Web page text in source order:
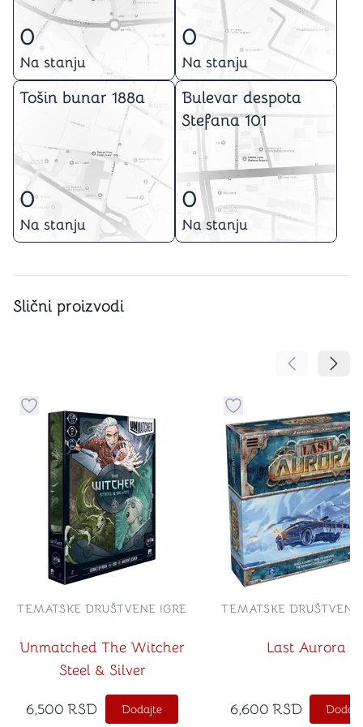
0
Na stanju
0
Na stanju
Tošin bunar 188a
0
Na stanju
Bulevar despota
Stefana 101
0
Na stanju
Slični proizvodi
Pomeranje
Dugme za dodavanje stvari u kategoriju omiljeno
Unmatched The Witcher
Steel & Silver
TEMATSKE DRUŠTVENE IGRE
6,500 RSD Dodajte
Dugme za dodavanje
Last Aurora
TEMATSKE DRUŠTVENE
6,600 RSD